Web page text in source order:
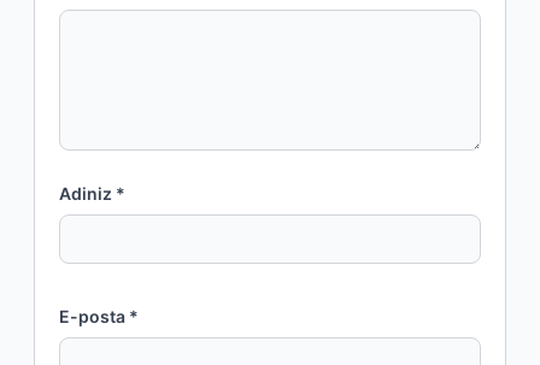
Adiniz *
E-posta *